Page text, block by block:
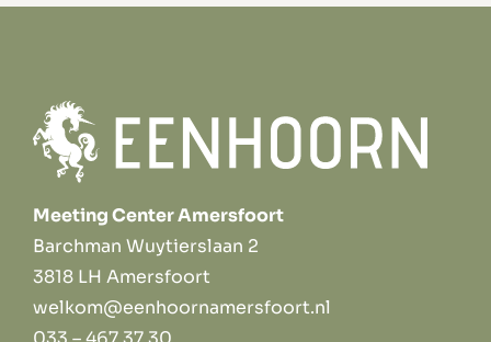
Meeting Center Amersfoort
Barchman Wuytierslaan 2
3818 LH Amersfoort
welkom@eenhoornamersfoort.nl